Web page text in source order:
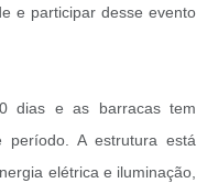
e participar desse evento
dias e as barracas tem
período. A estrutura está
elétrica e iluminação,